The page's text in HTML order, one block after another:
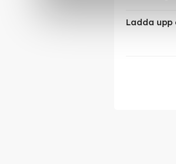
Ladda upp